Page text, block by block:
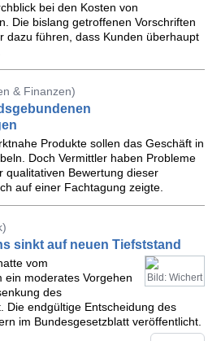
bei den Kosten von
Die bislang getroffenen Vorschriften
dazu führen, dass Kunden überhaupt
& Finanzen)
Produkte sollen das Geschäft in
Doch Vermittler haben Probleme
qualitativen Bewertung dieser
auf einer Fachtagung zeigte.
sinkt auf neuen Tiefststand
Bild: Wichert
vom
ein moderates Vorgehen
des
Die endgültige Entscheidung des
im Bundesgesetzblatt veröffentlicht.